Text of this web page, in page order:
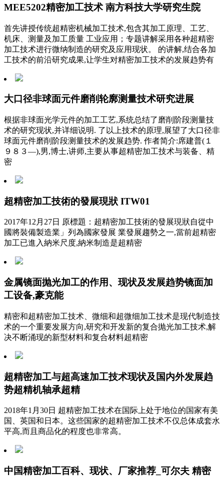
MEE5202精密加工技术 南方科技大学研究生院
首先讲授传统超精密机械加工技术,包含其加工原理、工艺、
机床、测量及加工质量 工业应用；专题讲解采用各种超精密
加工技术进行微纳制造的研究及应用现状。 的讲解,结合各加
工技术的前沿研究成果,让学生对精密加工技术的发展趋势有
大口径非球面元件磨削轮廓测量技术研究进展
根据非球面光学元件的加工工艺,系统总结了磨削阶段测量技
术的研究现状,并详细说明. 了以上技术的原理,展望了大口径非
球面元件磨削阶段测量技术的发展趋势. 作者简介:席建普(１
９８３—),男,博士,讲师,主要从事超精密加工技术与装备、精
密
超精密加工技術的發展現狀 ITW01
2017年12月27日 原標題：超精密加工技術的發展現狀自從中
國將裝備製造業」列為國家發展 業發展趨勢之一,當前超精密
加工已進入納米尺度,納米制造是超精密
金属镜面抛光加工的作用、现状及发展趋势镜面加
工设备,豪克能
精密和超精密加工技术、微细和超微细加工技术是现代制造技
术的一个重要发展方向,研究和开发新的复合抛光加工技术,解
决不断涌现的新型材料和复合材料超精密
超精密加工与超高速加工技术现状及国内外发展趋
势超精机轴承超精
2018年1月30日 超精密加工技术在国际上处于地位的国家有美
国、英国和日本。这些国家的超精密加工技术不仅总体成套水
平高,而且商品化的程度也非常高。
中国精密加工百科、现状、厂家推荐_可尔夫 精密